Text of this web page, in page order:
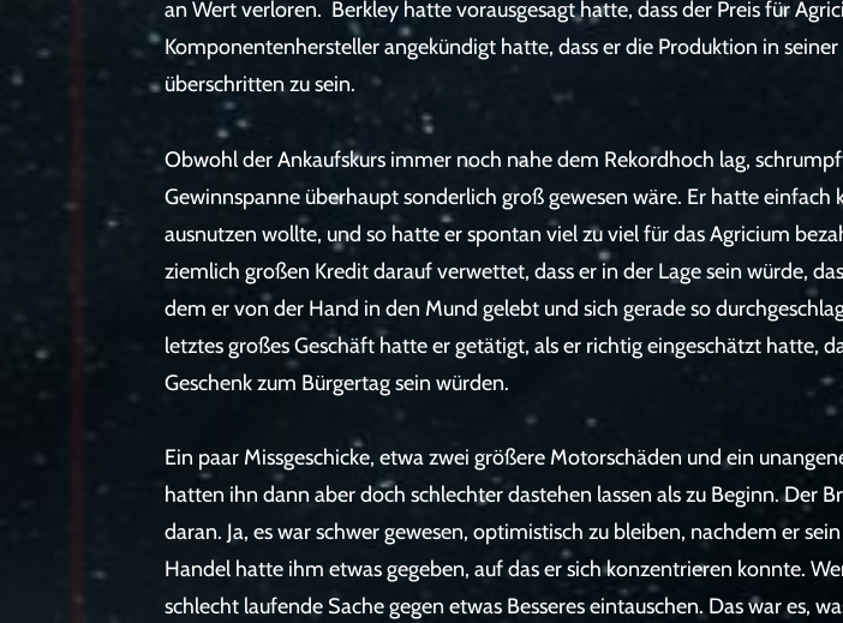
an Wert verloren. Berkley hatte vorausgesagt hatte, dass der Preis für
Komponentenhersteller angekündigt hatte, dass er die Produktion in
überschritten zu sein.
Obwohl der Ankaufskurs immer noch nahe dem Rekordhoch lag,
Gewinnspanne überhaupt sonderlich groß gewesen wäre. Er hatte
ausnutzen wollte, und so hatte er spontan viel zu viel für das Agricium
ziemlich großen Kredit darauf verwettet, dass er in der Lage sein würde,
dem er von der Hand in den Mund gelebt und sich gerade so
letztes großes Geschäft hatte er getätigt, als er richtig eingeschätzt hatte,
Geschenk zum Bürgertag sein würden.
Ein paar Missgeschicke, etwa zwei größere Motorschäden und ein
hatten ihn dann aber doch schlechter dastehen lassen als zu Beginn. Der
daran. Ja, es war schwer gewesen, optimistisch zu bleiben, nachdem er
Handel hatte ihm etwas gegeben, auf das er sich konzentrieren konnte.
schlecht laufende Sache gegen etwas Besseres eintauschen. Das war es,